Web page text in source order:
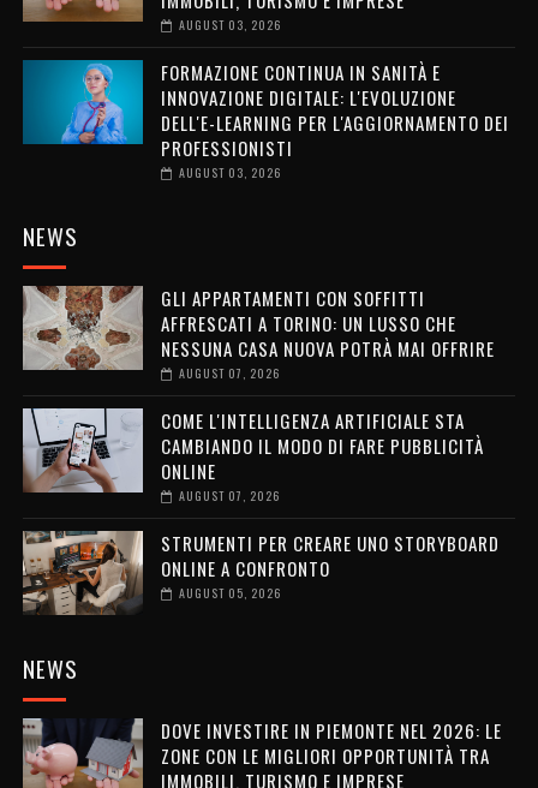
AUGUST 03, 2026
FORMAZIONE CONTINUA IN SANITÀ E
INNOVAZIONE DIGITALE: L'EVOLUZIONE
DELL'E-LEARNING PER L'AGGIORNAMENTO DEI
PROFESSIONISTI
AUGUST 03, 2026
NEWS
GLI APPARTAMENTI CON SOFFITTI
AFFRESCATI A TORINO: UN LUSSO CHE
NESSUNA CASA NUOVA POTRÀ MAI OFFRIRE
AUGUST 07, 2026
COME L'INTELLIGENZA ARTIFICIALE STA
CAMBIANDO IL MODO DI FARE PUBBLICITÀ
ONLINE
AUGUST 07, 2026
STRUMENTI PER CREARE UNO STORYBOARD
ONLINE A CONFRONTO
AUGUST 05, 2026
NEWS
DOVE INVESTIRE IN PIEMONTE NEL 2026: LE
ZONE CON LE MIGLIORI OPPORTUNITÀ TRA
IMMOBILI, TURISMO E IMPRESE